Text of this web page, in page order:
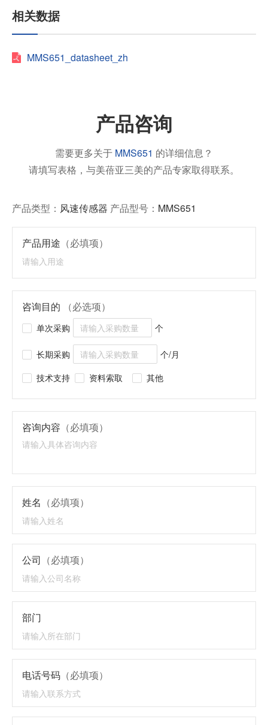
相关数据
MMS651_datasheet_zh
产品咨询
需要更多关于 MMS651 的详细信息？
请填写表格，与美蓓亚三美的产品专家取得联系。
产品类型： 风速传感器 产品型号： MMS651
产品用途 （必填项）
咨询目的 （必选项）
单次采购 个
长期采购
个/月
技术支持
资料索取 其他
咨询内容 （必填项）
姓名 （必填项）
公司 （必填项）
部门
电话号码 （必填项）